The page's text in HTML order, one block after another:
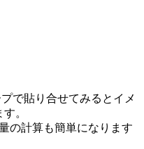
で貼り合せてみるとイメ
。
の計算も簡単になります